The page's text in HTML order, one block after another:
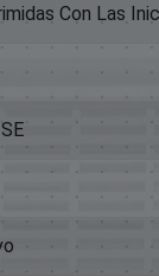
Con Las